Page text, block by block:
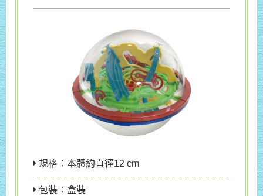
規格：本體約直徑12 cm
包裝：盒裝